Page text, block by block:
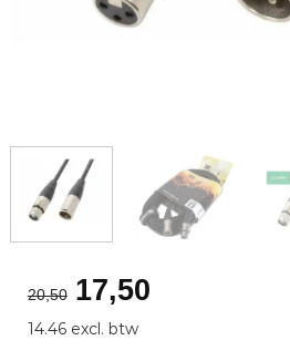
20,50 Oorspronkelijke
prijs
was:
17,50Huidige
14.46 excl. btw